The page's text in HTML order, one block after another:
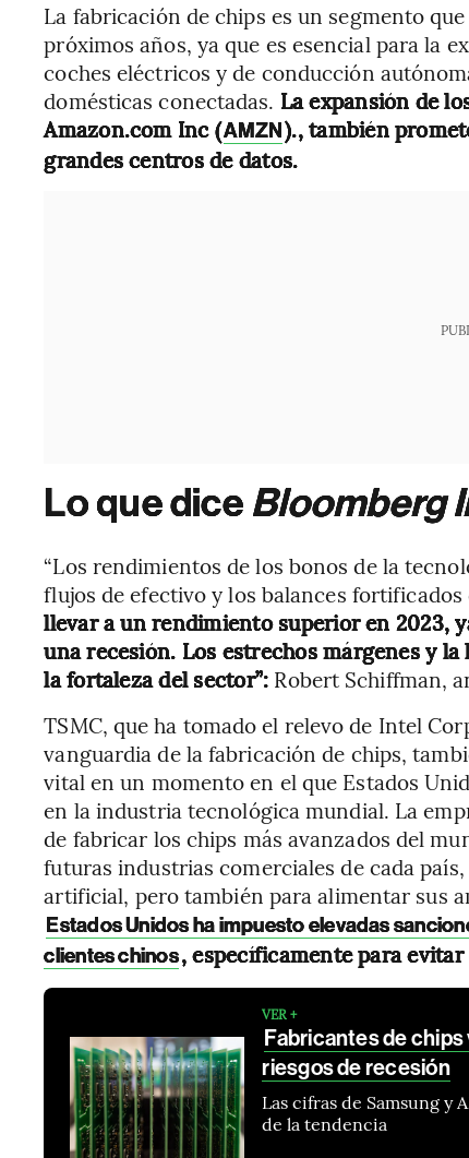
La fabricación de chips es un segmento
próximos años, ya que es esencial para la
coches eléctricos y de conducción
domésticas conectadas. La expansión de
Amazon.com Inc (AMZN)., también
grandes centros de datos.
Lo que dice Bloomberg
“Los rendimientos de los bonos de la
flujos de efectivo y los balances fortificados
llevar a un rendimiento superior en 2023,
una recesión. Los estrechos márgenes y
la fortaleza del sector”: Robert Schiffman,
TSMC, que ha tomado el relevo de Intel
vanguardia de la fabricación de chips,
vital en un momento en el que Estados
en la industria tecnológica mundial. La
de fabricar los chips más avanzados del
futuras industrias comerciales de cada
artificial, pero también para alimentar sus
Estados Unidos ha impuesto elevadas
clientes chinos, específicamente para
VER +
Fabricantes de chips
riesgos de recesión
Las cifras de Samsung y
de la tendencia